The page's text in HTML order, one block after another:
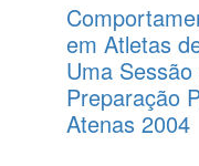
em Atletas
Uma
Preparação
Atenas 2004